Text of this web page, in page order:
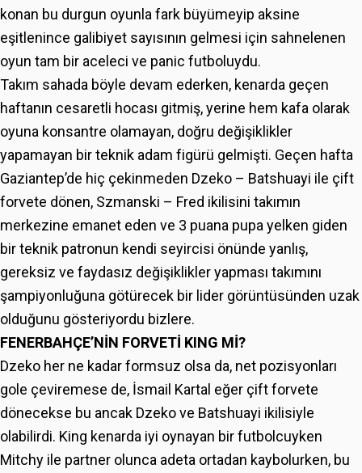
konan bu durgun oyunla fark büyümeyip aksine
eşitlenince galibiyet sayısının gelmesi için sahnelenen
oyun tam bir aceleci ve panic futboluydu.
Takım sahada böyle devam ederken, kenarda geçen
haftanın cesaretli hocası gitmiş, yerine hem kafa olarak
oyuna konsantre olamayan, doğru değişiklikler
yapamayan bir teknik adam figürü gelmişti. Geçen hafta
Gaziantep’de hiç çekinmeden Dzeko – Batshuayi ile çift
forvete dönen, Szmanski – Fred ikilisini takımın
merkezine emanet eden ve 3 puana pupa yelken giden
bir teknik patronun kendi seyircisi önünde yanlış,
gereksiz ve faydasız değişiklikler yapması takımını
şampiyonluğuna götürecek bir lider görüntüsünden uzak
olduğunu gösteriyordu bizlere.
FENERBAHÇE’NİN FORVETİ KING Mİ?
Dzeko her ne kadar formsuz olsa da, net pozisyonları
gole çeviremese de, İsmail Kartal eğer çift forvete
dönecekse bu ancak Dzeko ve Batshuayi ikilisiyle
olabilirdi. King kenarda iyi oynayan bir futbolcuyken
Mitchy ile partner olunca adeta ortadan kaybolurken, bu